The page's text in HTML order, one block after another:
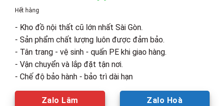
300,000₫.
Hết hàng
- Kho đồ nội thất cũ lớn nhất Sài Gòn.
- Sản phẩm chất lượng luôn được đảm bảo.
- Tân trang - vệ sinh - quấn PE khi giao hàng.
- Vận chuyển và lắp đặt tận nơi.
- Chế độ bảo hành - bảo trì dài hạn
Zalo Lâm Zalo Hoà